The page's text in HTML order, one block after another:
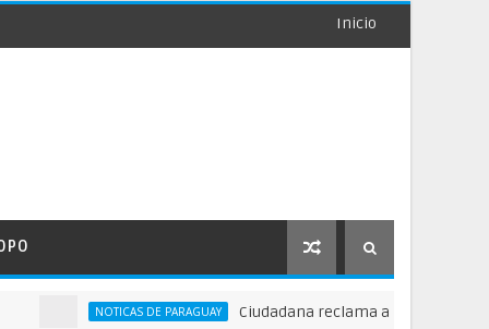
Inicio
NOTICAS DE PARAGUAY Ciudadana reclama a Nenecho: